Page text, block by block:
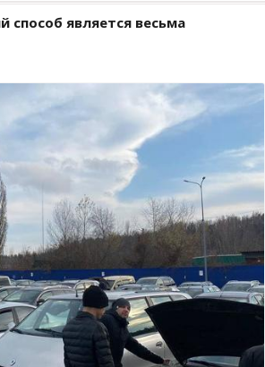
способ является весьма